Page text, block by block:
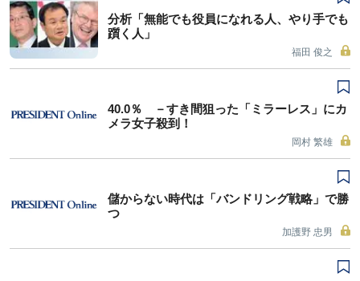
分析「無能でも役員になれる人、やり手でも
躓く人」
福田 俊之
40.0％ －すき間狙った「ミラーレス」にカ
メラ女子殺到！
岡村 繁雄
儲からない時代は「バンドリング戦略」で勝
つ
加護野 忠男